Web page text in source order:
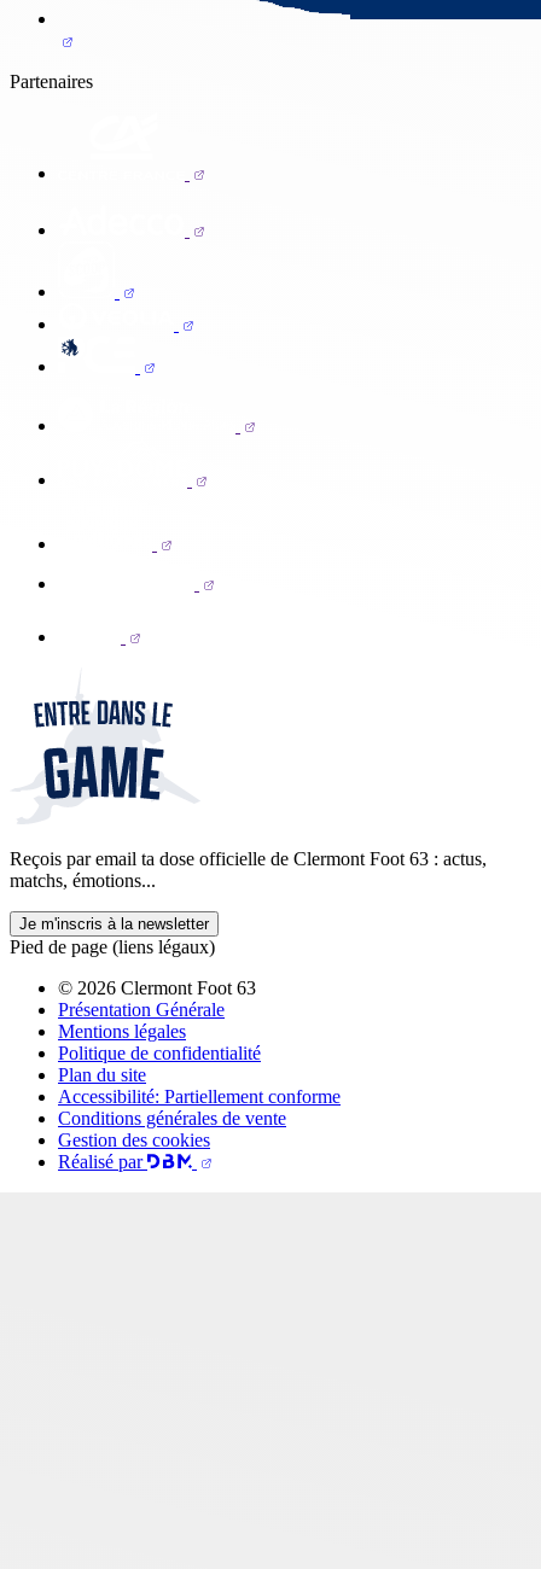
Partenaires
Reçois par email ta dose officielle de Clermont Foot 63 : actus,
matchs, émotions...
Je m'inscris à la newsletter
Pied de page (liens légaux)
© 2026 Clermont Foot 63
Présentation Générale
Mentions légales
Politique de confidentialité
Plan du site
Accessibilité: Partiellement conforme
Conditions générales de vente
Gestion des cookies
Réalisé par